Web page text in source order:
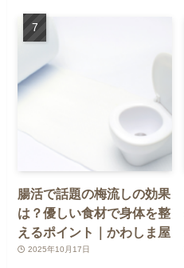
腸活で話題の梅流しの効果
は？優しい食材で身体を整
えるポイント｜かわしま屋
2025年10月17日